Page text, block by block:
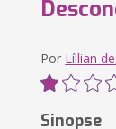
Por Líllian
Sinopse